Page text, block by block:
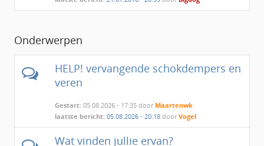
Onderwerpen
HELP! vervangende schokdempers en
veren
Gestart: 05.08.2026 - 17:35 door Maartenwk
laatste bericht: 05.08.2026 - 20:18doorVogel
Wat vinden jullie ervan?